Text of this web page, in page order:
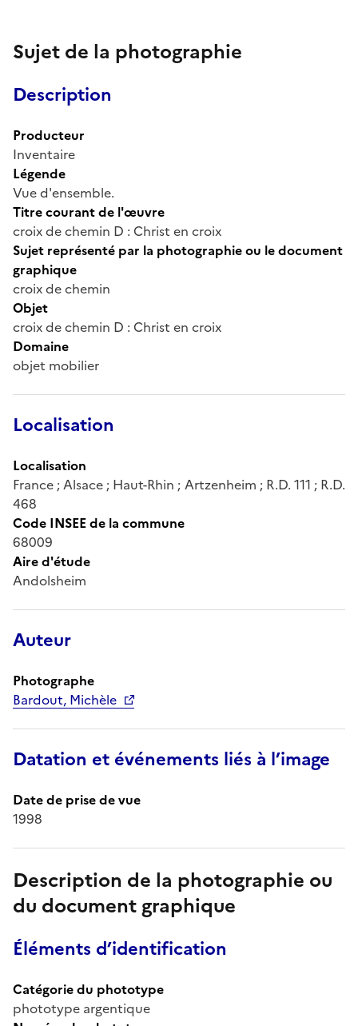
Sujet de la photographie
Description
Producteur
Inventaire
Légende
Vue d'ensemble.
Titre courant de l'œuvre
croix de chemin D : Christ en croix
Sujet représenté par la photographie ou le document
graphique
croix de chemin
Objet
croix de chemin D : Christ en croix
Domaine
objet mobilier
Localisation
Localisation
France ; Alsace ; Haut-Rhin ; Artzenheim ; R.D. 111 ; R.D.
468
Code INSEE de la commune
68009
Aire d'étude
Andolsheim
Auteur
Photographe
Bardout, Michèle
Datation et événements liés à l’image
Date de prise de vue
1998
Description de la photographie ou
du document graphique
Éléments d’identification
Catégorie du phototype
phototype argentique